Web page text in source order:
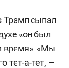
Трамп сыпал
«он был
время». «Мы
тет-а-тет, —